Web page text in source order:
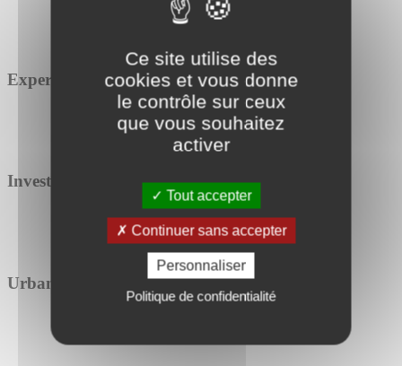
Ce site utilise des
cookies et vous donne
le contrôle sur ceux
que vous souhaitez
activer
Tout accepter
Continuer sans accepter
Personnaliser
Politique de confidentialité
Expertise
Investissement
Urbanisme